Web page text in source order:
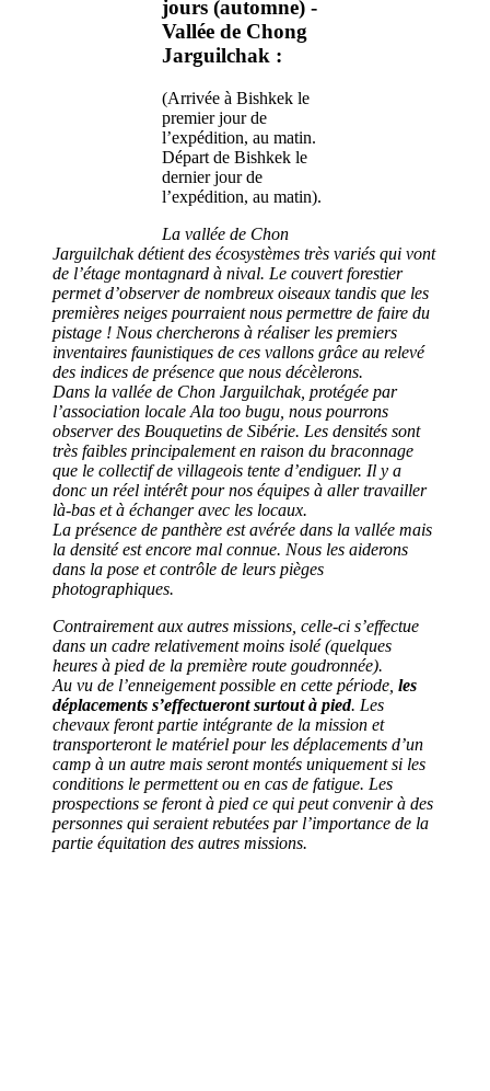
jours (automne) -
Vallée de Chong
Jarguilchak :
(Arrivée à Bishkek le
premier jour de
l’expédition, au matin.
Départ de Bishkek le
dernier jour de
l’expédition, au matin).
La vallée de Chon
Jarguilchak détient des écosystèmes très variés qui vont
de l’étage montagnard à nival. Le couvert forestier
permet d’observer de nombreux oiseaux tandis que les
premières neiges pourraient nous permettre de faire du
pistage ! Nous chercherons à réaliser les premiers
inventaires faunistiques de ces vallons grâce au relevé
des indices de présence que nous décèlerons.
Dans la vallée de Chon Jarguilchak, protégée par
l’association locale Ala too bugu , nous pourrons
observer des Bouquetins de Sibérie. Les densités sont
très faibles principalement en raison du braconnage
que le collectif de villageois tente d’endiguer. Il y a
donc un réel intérêt pour nos équipes à aller travailler
là-bas et à échanger avec les locaux.
La présence de panthère est avérée dans la vallée mais
la densité est encore mal connue. Nous les aiderons
dans la pose et contrôle de leurs pièges
photographiques.
Contrairement aux autres missions, celle-ci s’effectue
dans un cadre relativement moins isolé (quelques
heures à pied de la première route goudronnée).
Au vu de l’enneigement possible en cette période, les
déplacements s’effectueront surtout à pied. Les
chevaux feront partie intégrante de la mission et
transporteront le matériel pour les déplacements d’un
camp à un autre mais seront montés uniquement si les
conditions le permettent ou en cas de fatigue. Les
prospections se feront à pied ce qui peut convenir à des
personnes qui seraient rebutées par l’importance de la
partie équitation des autres missions.